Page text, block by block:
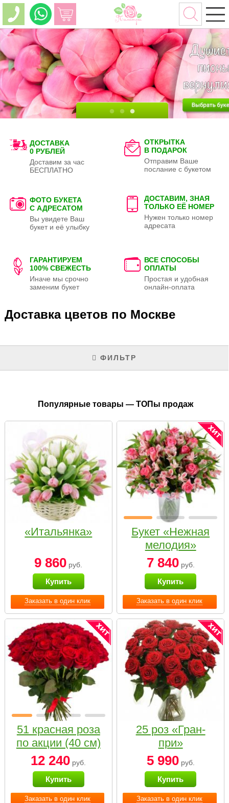
ДОСТАВКА
0 РУБЛЕЙ
Доставим за час
БЕСПЛАТНО
ОТКРЫТКА
В ПОДАРОК
Отправим Ваше
послание с букетом
ФОТО БУКЕТА
С АДРЕСАТОМ
Вы увидете Ваш
букет и её улыбку
ДОСТАВИМ, ЗНАЯ
ТОЛЬКО ЕЁ НОМЕР
Нужен только номер
адресата
ГАРАНТИРУЕМ
100% СВЕЖЕСТЬ
Иначе мы срочно
заменим букет
ВСЕ СПОСОБЫ
ОПЛАТЫ
Простая и удобная
онлайн-оплата
Доставка цветов по Москве
ФИЛЬТР
Популярные товары — ТОПы продаж
Заказать в один клик
«Итальянка»
9 860 руб.
Купить
Заказать в один клик
Букет «Нежная
мелодия»
7 840руб.
Купить
Заказать в один клик
51 красная роза
по акции (40 см)
12 240 руб.
Купить
Заказать в один клик
25 роз «Гран-
при»
5 990руб.
Купить